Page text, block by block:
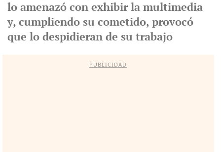
lo amenazó con exhibir la multimedia
y, cumpliendo su cometido, provocó
que lo despidieran de su trabajo
PUBLICIDAD